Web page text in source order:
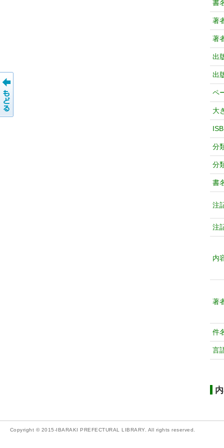
書
著
著
出
出
ペ
大
分
分
書
注
注
内
著
件
言
Copyright © 2015-IBARAKI PREFECTURAL LIBRARY. All rights reserved.